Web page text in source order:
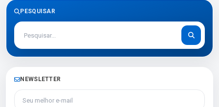
PESQUISAR
NEWSLETTER
Seu melhor e-mail